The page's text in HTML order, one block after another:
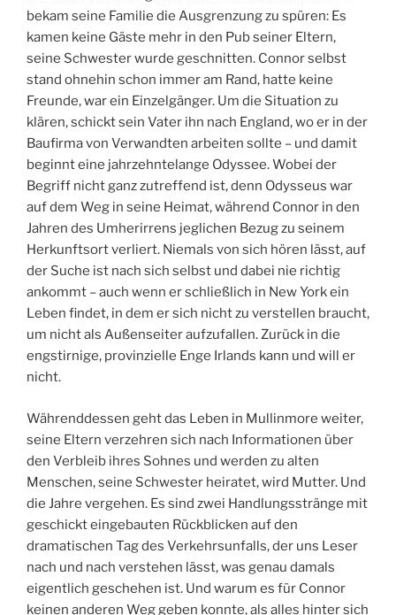
bekam seine Familie die Ausgrenzung zu spüren: Es
kamen keine Gäste mehr in den Pub seiner Eltern,
seine Schwester wurde geschnitten. Connor selbst
stand ohnehin schon immer am Rand, hatte keine
Freunde, war ein Einzelgänger. Um die Situation zu
klären, schickt sein Vater ihn nach England, wo er in der
Baufirma von Verwandten arbeiten sollte – und damit
beginnt eine jahrzehntelange Odyssee. Wobei der
Begriff nicht ganz zutreffend ist, denn Odysseus war
auf dem Weg in seine Heimat, während Connor in den
Jahren des Umherirrens jeglichen Bezug zu seinem
Herkunftsort verliert. Niemals von sich hören lässt, auf
der Suche ist nach sich selbst und dabei nie richtig
ankommt – auch wenn er schließlich in New York ein
Leben findet, in dem er sich nicht zu verstellen braucht,
um nicht als Außenseiter aufzufallen. Zurück in die
engstirnige, provinzielle Enge Irlands kann und will er
nicht.
Währenddessen geht das Leben in Mullinmore weiter,
seine Eltern verzehren sich nach Informationen über
den Verbleib ihres Sohnes und werden zu alten
Menschen, seine Schwester heiratet, wird Mutter. Und
die Jahre vergehen. Es sind zwei Handlungsstränge mit
geschickt eingebauten Rückblicken auf den
dramatischen Tag des Verkehrsunfalls, der uns Leser
nach und nach verstehen lässt, was genau damals
eigentlich geschehen ist. Und warum es für Connor
keinen anderen Weg geben konnte, als alles hinter sich